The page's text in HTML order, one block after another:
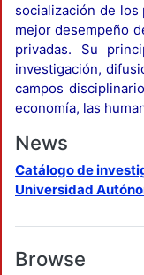
socialización de
mejor desempeño
privadas. Su
investigación,
campos
economía, las
News
Catálogo de
Universidad
Browse